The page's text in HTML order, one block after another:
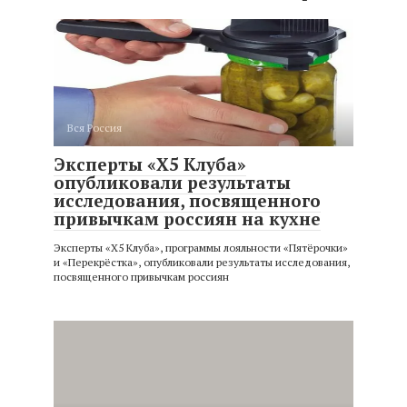
Вся Россия
Эксперты ​​«X5 Клуба»
опубликовали результаты
исследования, посвященного
привычкам россиян на кухне
Эксперты ​​«X5 Клуба», программы лояльности «Пятёрочки»
и «Перекрёстка», опубликовали результаты исследования,
посвященного привычкам россиян